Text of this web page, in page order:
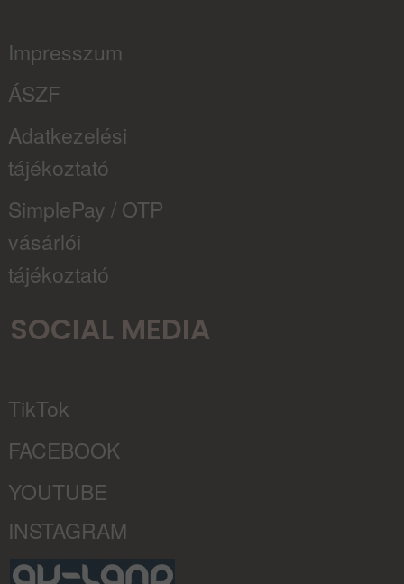
Impresszum
ÁSZF
Adatkezelési
tájékoztató
SimplePay / OTP
vásárlói
tájékoztató
SOCIAL MEDIA
TikTok
FACEBOOK
YOUTUBE
INSTAGRAM